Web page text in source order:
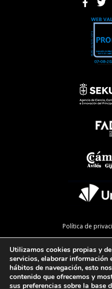
Política de
Política
Mapa
Utilizamos cookies propias y
servicios, elaborar información
hábitos de navegación, esto
contenido que ofrecemos y
sus preferencias sobre la base